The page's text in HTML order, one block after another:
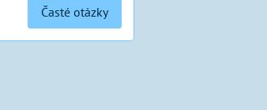
Časté otázky